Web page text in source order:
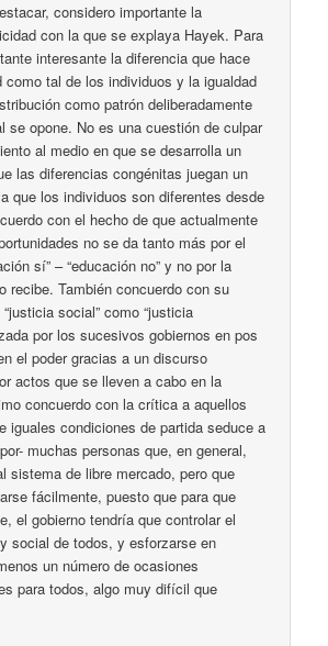
considero importante la
con la que se explaya Hayek. Para
interesante la diferencia que hace
como tal de los individuos y la igualdad
como patrón deliberadamente
se opone. No es una cuestión de culpar
al medio en que se desarrolla un
las diferencias congénitas juegan un
que los individuos son diferentes desde
con el hecho de que actualmente
no se da tanto más por el
sí” – “educación no” y no por la
recibe. También concuerdo con su
social” como “justicia
por los sucesivos gobiernos en pos
el poder gracias a un discurso
actos que se lleven a cabo en la
concuerdo con la crítica a aquellos
iguales condiciones de partida seduce a
muchas personas que, en general,
sistema de libre mercado, pero que
fácilmente, puesto que para que
el gobierno tendría que controlar el
social de todos, y esforzarse en
un número de ocasiones
para todos, algo muy difícil que